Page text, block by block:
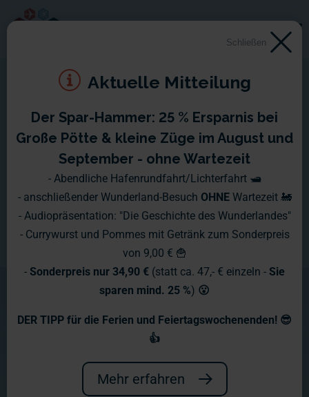
Kontakt
uns aufnehmen wollen. Damit Ihre
Schließen
Aktuelle Mitteilung
Der Spar-Hammer: 25 % Ersparnis bei
Große Pötte & kleine Züge im August und
September - ohne Wartezeit
- Abendliche Hafenrundfahrt/Lichterfahrt 🛥️
- anschließender Wunderland-Besuch OHNE Wartezeit 🚂
- Audiopräsentation: "Die Geschichte des Wunderlandes"
- Currywurst und Pommes mit Getränk zum Sonderpreis
von 9,00 € 🍟
- Sonderpreis nur 34,90 € (statt ca. 47,- € einzeln - Sie
sparen mind. 25 %) 😮
DER TIPP für die Ferien und Feiertagswochenenden! 😎
👍
Mehr erfahren